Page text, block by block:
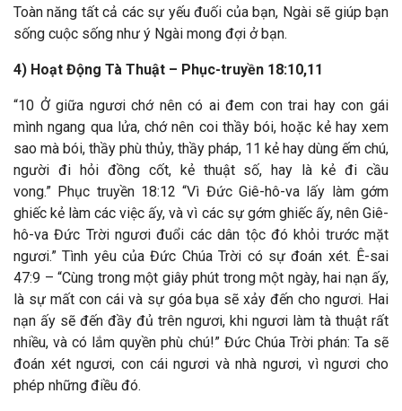
Toàn năng tất cả các sự yếu đuối của bạn, Ngài sẽ giúp bạn
sống cuộc sống như ý Ngài mong đợi ở bạn.
4) Hoạt Động Tà Thuật – Phục-truyền 18:10,11
“10 Ở giữa ngươi chớ nên có ai đem con trai hay con gái
mình ngang qua lửa, chớ nên coi thầy bói, hoặc kẻ hay xem
sao mà bói, thầy phù thủy, thầy pháp, 11 kẻ hay dùng ếm chú,
người đi hỏi đồng cốt, kẻ thuật số, hay là kẻ đi cầu
vong.” Phục truyền 18:12 “Vì Đức Giê-hô-va lấy làm gớm
ghiếc kẻ làm các việc ấy, và vì các sự gớm ghiếc ấy, nên Giê-
hô-va Đức Trời ngươi đuổi các dân tộc đó khỏi trước mặt
ngươi.” Tình yêu của Đức Chúa Trời có sự đoán xét. Ê-sai
47:9 – “Cùng trong một giây phút trong một ngày, hai nạn ấy,
là sự mất con cái và sự góa bụa sẽ xảy đến cho ngươi. Hai
nạn ấy sẽ đến đầy đủ trên ngươi, khi ngươi làm tà thuật rất
nhiều, và có lắm quyền phù chú!” Đức Chúa Trời phán: Ta sẽ
đoán xét ngươi, con cái ngươi và nhà ngươi, vì ngươi cho
phép những điều đó.